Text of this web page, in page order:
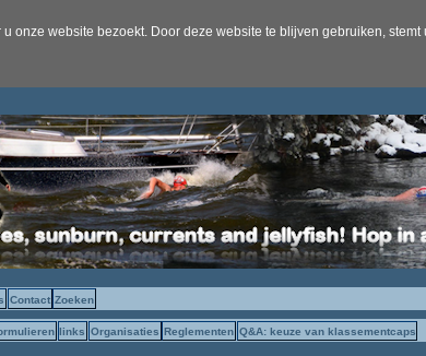
onze website bezoekt. Door deze website te blijven gebruiken,
Contact Zoeken
links Organisaties Reglementen Q&A: keuze van klassementcaps